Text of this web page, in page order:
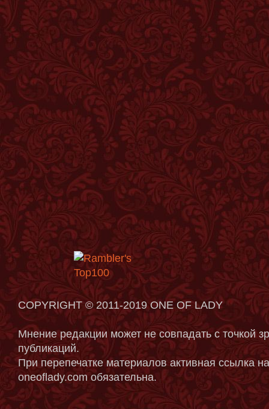
COPYRIGHT © 2011-2019 ONE OF LADY
Мнение редакции может не совпадать с точкой
публикаций.
При перепечатке материалов активная ссылка
oneoflady.com обязательна.